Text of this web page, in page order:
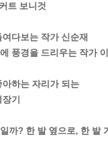
트 보니것
다보는 작가 신순재
풍경을 드리우는 작가
하는 자리가 되는
기
까? 한 발 옆으로, 한 발